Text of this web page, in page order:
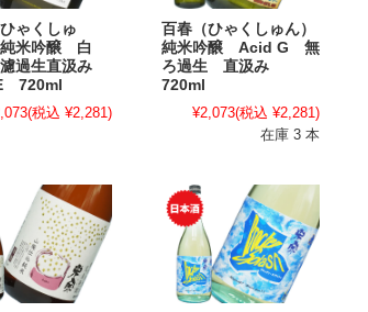
ゃくしゅ
米吟醸 白
過生直汲み
720ml
(税込 ¥2,281)
百春（ひゃくしゅん）
純米吟醸 Acid G 無
ろ過生 直汲み
720ml
¥2,073(税込 ¥2,281)
在庫 3 本